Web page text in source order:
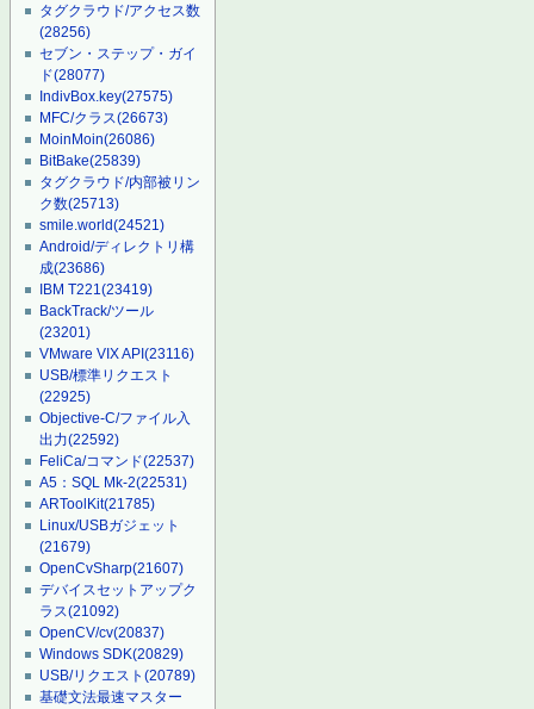
タグクラウド/アクセス数
(28256)
セブン・ステップ・ガイ
ド(28077)
IndivBox.key(27575)
MFC/クラス(26673)
MoinMoin(26086)
BitBake(25839)
タグクラウド/内部被リン
ク数(25713)
smile.world(24521)
Android/ディレクトリ構
成(23686)
IBM T221(23419)
BackTrack/ツール
(23201)
VMware VIX API(23116)
USB/標準リクエスト
(22925)
Objective-C/ファイル入
出力(22592)
FeliCa/コマンド(22537)
A5：SQL Mk-2(22531)
ARToolKit(21785)
Linux/USBガジェット
(21679)
OpenCvSharp(21607)
デバイスセットアップク
ラス(21092)
OpenCV/cv(20837)
Windows SDK(20829)
USB/リクエスト(20789)
基礎文法最速マスター